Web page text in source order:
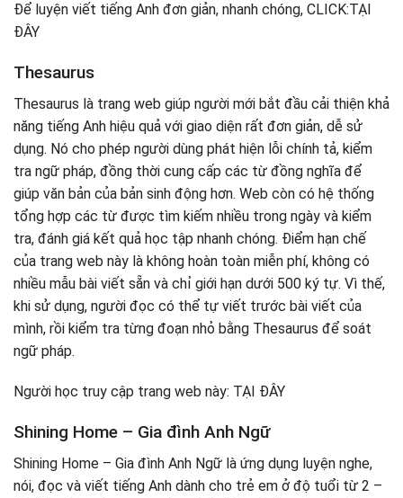
Để luyện viết tiếng Anh đơn giản, nhanh chóng, CLICK:TẠI
ĐÂY
Thesaurus
Thesaurus là trang web giúp người mới bắt đầu cải thiện khả
năng tiếng Anh hiệu quả với giao diện rất đơn giản, dễ sử
dụng. Nó cho phép người dùng phát hiện lỗi chính tả, kiểm
tra ngữ pháp, đồng thời cung cấp các từ đồng nghĩa để
giúp văn bản của bản sinh động hơn. Web còn có hệ thống
tổng hợp các từ được tìm kiếm nhiều trong ngày và kiểm
tra, đánh giá kết quả học tập nhanh chóng. Điểm hạn chế
của trang web này là không hoàn toàn miễn phí, không có
nhiều mẫu bài viết sẵn và chỉ giới hạn dưới 500 ký tự. Vì thế,
khi sử dụng, người đọc có thể tự viết trước bài viết của
mình, rồi kiểm tra từng đoạn nhỏ bằng Thesaurus để soát
ngữ pháp.
Người học truy cập trang web này: TẠI ĐÂY
Shining Home – Gia đình Anh Ngữ
Shining Home – Gia đình Anh Ngữ là ứng dụng luyện nghe,
nói, đọc và viết tiếng Anh dành cho trẻ em ở độ tuổi từ 2 –